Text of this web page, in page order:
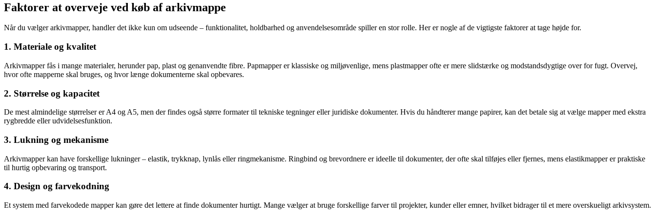
Faktorer at overveje ved køb af arkivmappe
Når du vælger arkivmapper, handler det ikke kun om udseende – funktionalitet, holdbarhed og anvendelsesområde spiller en stor rolle. Her er nogle af de vigtigste faktorer at tage højde for.
1. Materiale og kvalitet
Arkivmapper fås i mange materialer, herunder pap, plast og genanvendte fibre. Papmapper er klassiske og miljøvenlige, mens plastmapper ofte er mere slidstærke og modstandsdygtige over for fugt. Overvej,
hvor ofte mapperne skal bruges, og hvor længe dokumenterne skal opbevares.
2. Størrelse og kapacitet
De mest almindelige størrelser er A4 og A5, men der findes også større formater til tekniske tegninger eller juridiske dokumenter. Hvis du håndterer mange papirer, kan det betale sig at vælge mapper med ekstra
rygbredde eller udvidelsesfunktion.
3. Lukning og mekanisme
Arkivmapper kan have forskellige lukninger – elastik, trykknap, lynlås eller ringmekanisme. Ringbind og brevordnere er ideelle til dokumenter, der ofte skal tilføjes eller fjernes, mens elastikmapper er praktiske
til hurtig opbevaring og transport.
4. Design og farvekodning
Et system med farvekodede mapper kan gøre det lettere at finde dokumenter hurtigt. Mange vælger at bruge forskellige farver til projekter, kunder eller emner, hvilket bidrager til et mere overskueligt arkivsystem.